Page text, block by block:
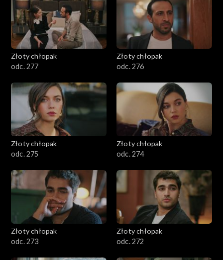
Złoty chłopak
odc. 277
Złoty chłopak
odc. 276
Złoty chłopak
odc. 275
Złoty chłopak
odc. 274
Złoty chłopak
odc. 273
Złoty chłopak
odc. 272